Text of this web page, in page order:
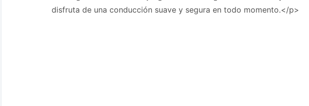
disfruta de una conducción suave y segura en todo momento.</p>